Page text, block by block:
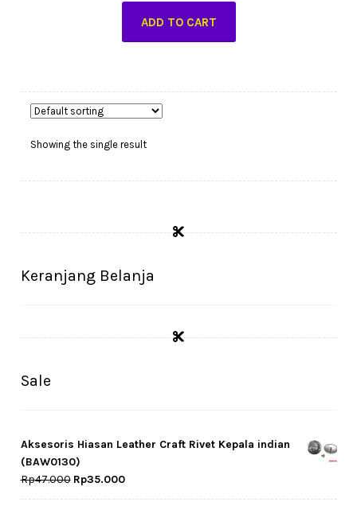
ADD TO CART
Showing the single result
Keranjang Belanja
Sale
Aksesoris Hiasan Leather Craft Rivet Kepala indian
(BAW0130)
Rp47.000 Original
price
Rp35.000Current
price